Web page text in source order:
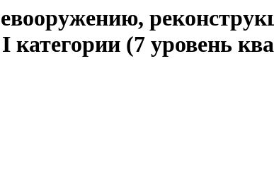
категории (7 уровень